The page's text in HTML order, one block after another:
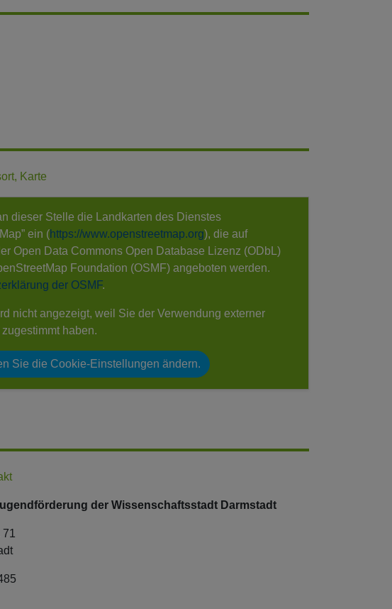
Karte
dieser Stelle die Landkarten des Dienstes
ein (https://www.openstreetmap.org), die auf
Open Data Commons Open Database Lizenz (ODbL)
Foundation (OSMF) angeboten werden.
der OSMF.
nicht angezeigt, weil Sie der Verwendung externer
zugestimmt haben.
Sie die Cookie-Einstellungen ändern.
der Wissenschaftsstadt Darmstadt